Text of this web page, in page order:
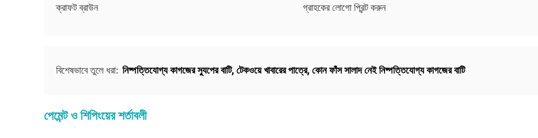
ক্রাফট ব্রাউন গ্রাহকের লোগো প্রিন্ট করুন
বিশেষভাবে তুলে ধরা: নিষ্পত্তিযোগ্য কাগজের স্যুপের বাটি, টেকওয়ে খাবারের পাত্রে, কোন ফাঁস সালাদ নেই নিষ্পত্তিযোগ্য কাগজের বাটি
পেমেন্ট ও শিপিংয়ের শর্তাবলী